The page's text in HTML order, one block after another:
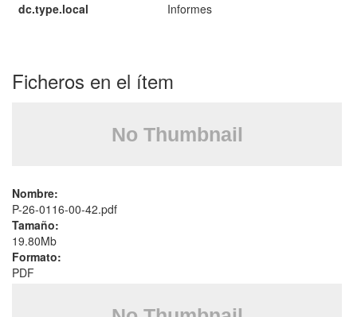
dc.type.local
Informes
Ficheros en el ítem
Nombre:
P-26-0116-00-42.pdf
Tamaño:
19.80Mb
Formato:
PDF